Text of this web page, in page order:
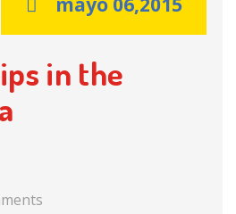
in the